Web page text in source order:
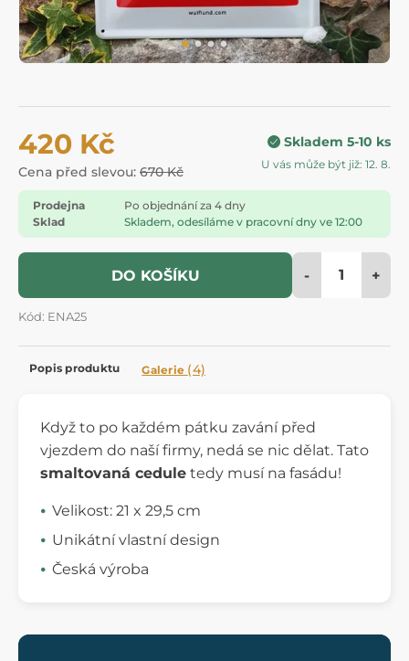
420 Kč
Cena před slevou: 670 Kč
Skladem 5-10 ks
U vás může být již: 12. 8.
Prodejna
Po objednání za 4 dny
Sklad
Skladem, odesíláme v pracovní dny ve 12:00
DO KOŠÍKU - +
Kód: ENA25
Popis produktu Galerie (4)
Když to po každém pátku zavání před
vjezdem do naší firmy, nedá se nic dělat. Tato
smaltovaná cedule tedy musí na fasádu!
Velikost: 21 x 29,5 cm
Unikátní vlastní design
Česká výroba